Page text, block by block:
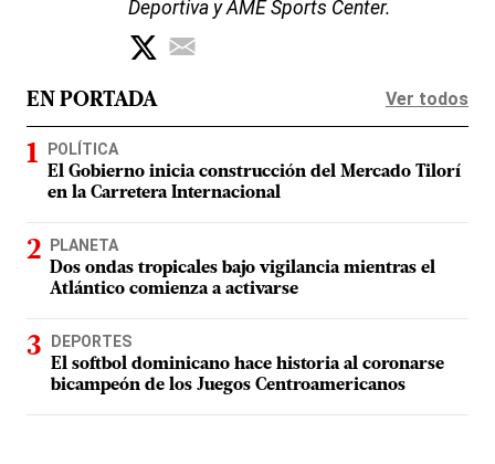
Deportiva y AME Sports Center.
EN PORTADA Ver todos
POLÍTICA
El Gobierno inicia construcción del Mercado Tilorí
en la Carretera Internacional
PLANETA
Dos ondas tropicales bajo vigilancia mientras el
Atlántico comienza a activarse
DEPORTES
El softbol dominicano hace historia al coronarse
bicampeón de los Juegos Centroamericanos